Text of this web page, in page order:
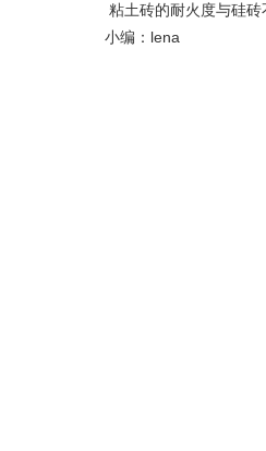
粘土砖的耐火度与硅砖不
小编：lena